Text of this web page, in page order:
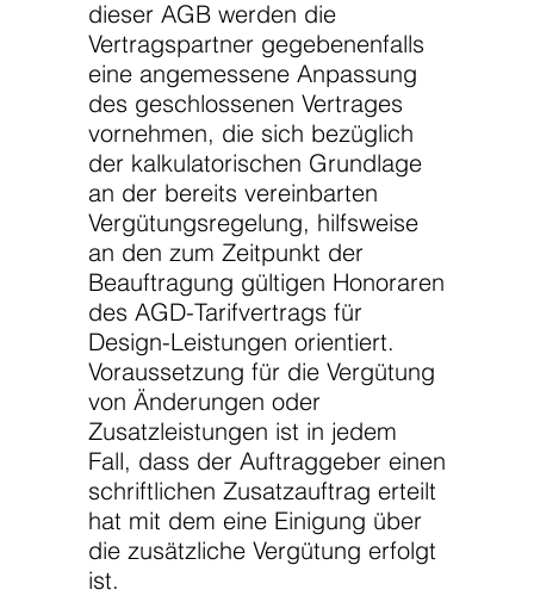
dieser AGB werden die
Vertragspartner gegebenenfalls
eine angemessene Anpassung
des geschlossenen Vertrages
vornehmen, die sich bezüglich
der kalkulatorischen Grundlage
an der bereits vereinbarten
Vergütungsregelung, hilfsweise
an den zum Zeitpunkt der
Beauftragung gültigen Honoraren
des AGD-Tarifvertrags für
Design-Leistungen orientiert.
Voraussetzung für die Vergütung
von Änderungen oder
Zusatzleistungen ist in jedem
Fall, dass der Auftraggeber einen
schriftlichen Zusatzauftrag erteilt
hat mit dem eine Einigung über
die zusätzliche Vergütung erfolgt
ist.